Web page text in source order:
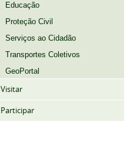
Educação
Proteção Civil
Serviços ao Cidadão
Transportes Coletivos
GeoPortal
Visitar
Participar